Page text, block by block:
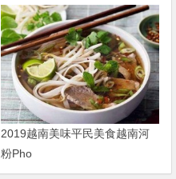
2019越南美味平民美食越南河
粉Pho